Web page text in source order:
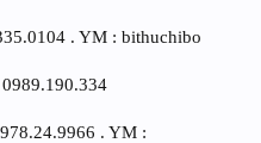
. YM : bithuchibo
. YM :